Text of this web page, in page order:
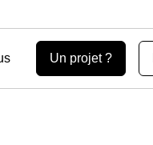
Un projet ?